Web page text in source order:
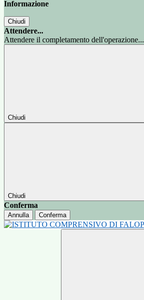
Informazione
Chiudi
Attendere...
Attendere il completamento dell'operazione...
Chiudi
Chiudi
Conferma
Annulla Conferma